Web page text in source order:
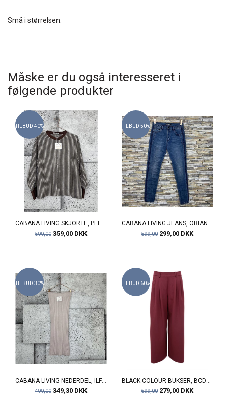
Små i størrelsen.
Måske er du også interesseret i
følgende produkter
TILBUD 40%
599,00 359,00 DKK
TILBUD 50%
599,00 299,00 DKK
TILBUD 30%
CABANA LIVING NEDERDEL, ILFINE 27749, BEIGE
499,00 349,30 DKK
TILBUD 60%
699,00 279,00 DKK